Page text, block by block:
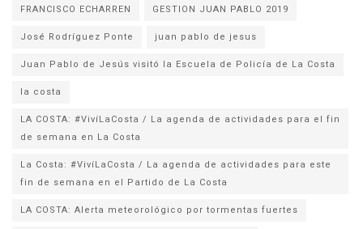
FRANCISCO ECHARREN
GESTION JUAN PABLO 2019
José Rodríguez Ponte
juan pablo de jesus
la costa
LA COSTA: #VivíLaCosta / La agenda de actividades para el fin
de semana en La Costa
La Costa: #VivíLaCosta / La agenda de actividades para este
fin de semana en el Partido de La Costa
LA COSTA: Alerta meteorológico por tormentas fuertes